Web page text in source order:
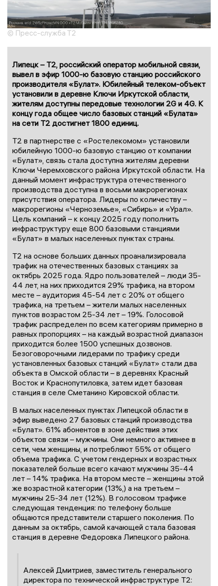
© Пресс-служба Т2
Липецк – T2, российский оператор мобильной связи,
вывел в эфир 1000-ю базовую станцию российского
производителя «Булат». Юбилейный телеком-объект
установили в деревне Ключи Иркутской области,
жителям доступны передовые технологии 2G и 4G. К
концу года общее число базовых станций «Булата»
на сети Т2 достигнет 1800 единиц.
Т2 в партнерстве с «Ростелекомом» установили
юбилейную 1000-ю базовую станцию от компании
«Булат», связь стала доступна жителям деревни
Ключи Черемховского района Иркутской области. На
данный момент инфраструктура отечественного
производства доступна в восьми макрорегионах
присутствия оператора. Лидеры по количеству –
макрорегионы «Черноземье», «Сибирь» и «Урал».
Цель компаний – к концу 2025 году пополнить
инфраструктуру еще 800 базовыми станциями
«Булат» в малых населенных пунктах страны.
Т2 на основе больших данных проанализировала
трафик на отечественных базовых станциях за
октябрь 2025 года. Ядро пользователей – люди 35-
44 лет, на них приходится 29% трафика, на втором
месте – аудитория 45-54 лет с 20% от общего
трафика, на третьем – жители малых населенных
пунктов возрастом 25-34 лет – 19%. Голосовой
трафик распределен по всем категориям примерно в
равных пропорциях – на каждый возрастной диапазон
приходится более 1500 успешных дозвонов.
Безоговорочными лидерами по трафику среди
установленных базовых станций «Булат» стали два
объекта в Омской области – в деревнях Красный
Восток и Краснопутиловка, затем идет базовая
станция в селе Сметанино Кировской области.
В малых населенных пунктах Липецкой области в
эфир выведено 27 базовых станций производства
«Булат». 61% абонентов в зоне действия этих
объектов связи – мужчины. Они немного активнее в
сети, чем женщины, и потребляют 55% от общего
объема трафика. С учетом гендерных и возрастных
показателей больше всего качают мужчины 35-44
лет – 14% трафика. На втором месте – женщины этой
же возрастной категории (13%,) а на третьем –
мужчины 25-34 лет (12%). В голосовом трафике
следующая тенденция: по телефону больше
общаются представители старшего поколения. По
данным за октябрь, самой качающей стала базовая
станция в деревне Федоровка Липецкого района.
Алексей Дмитриев, заместитель генерального
директора по технической инфраструктуре Т2: